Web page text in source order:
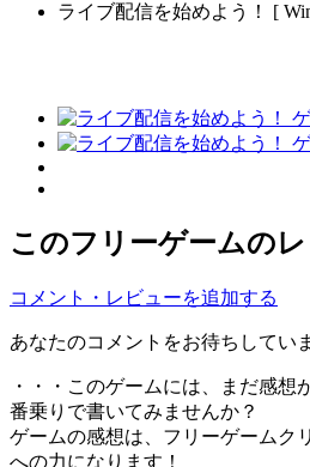
ライブ配信を始めよう！ [
このフリーゲームの
コメント・レビューを追加する
あなたのコメントをお待ちしてい
・・・このゲームには、まだ感想
番乗りで書いてみませんか？
ゲームの感想は、フリーゲームク
への力になります！